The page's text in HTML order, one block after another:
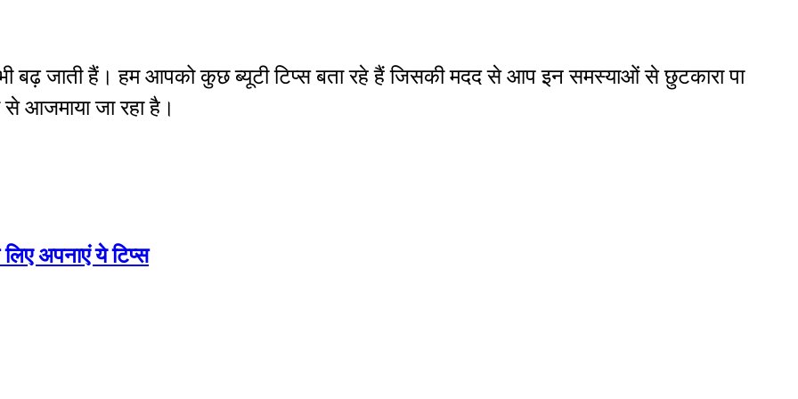
भी बढ़ जाती हैं। हम आपको कुछ ब्यूटी टिप्स बता रहे हैं जिसकी मदद से आप इन समस्याओं से छुटकारा पा
आजमाया जा रहा है।
अपनाएं ये टिप्स